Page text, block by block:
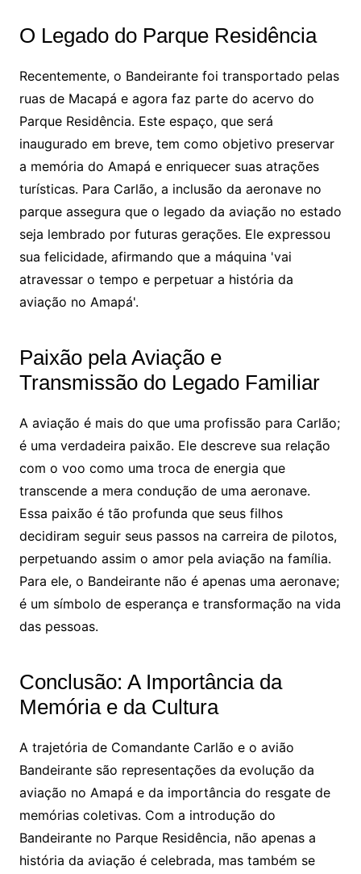
O Legado do Parque Residência
Recentemente, o Bandeirante foi transportado pelas
ruas de Macapá e agora faz parte do acervo do
Parque Residência. Este espaço, que será
inaugurado em breve, tem como objetivo preservar
a memória do Amapá e enriquecer suas atrações
turísticas. Para Carlão, a inclusão da aeronave no
parque assegura que o legado da aviação no estado
seja lembrado por futuras gerações. Ele expressou
sua felicidade, afirmando que a máquina 'vai
atravessar o tempo e perpetuar a história da
aviação no Amapá'.
Paixão pela Aviação e
Transmissão do Legado Familiar
A aviação é mais do que uma profissão para Carlão;
é uma verdadeira paixão. Ele descreve sua relação
com o voo como uma troca de energia que
transcende a mera condução de uma aeronave.
Essa paixão é tão profunda que seus filhos
decidiram seguir seus passos na carreira de pilotos,
perpetuando assim o amor pela aviação na família.
Para ele, o Bandeirante não é apenas uma aeronave;
é um símbolo de esperança e transformação na vida
das pessoas.
Conclusão: A Importância da
Memória e da Cultura
A trajetória de Comandante Carlão e o avião
Bandeirante são representações da evolução da
aviação no Amapá e da importância do resgate de
memórias coletivas. Com a introdução do
Bandeirante no Parque Residência, não apenas a
história da aviação é celebrada, mas também se